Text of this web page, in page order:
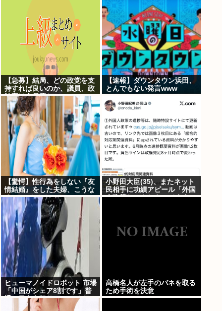
【急募】結局、どの政党を支
持すれば良いのか、議員、政
治家は全員悪か
【速報】ダウンタウン浜田、
とんでもない発言www
【驚愕】性行為をしない『友
情結婚』をした夫婦、こうな
る⇒･･･！！！
小野田大臣(35)、またネット
民相手に功績アピール「外国
人政策ちゃんとやってます」
ヒューマノイドロボット 市場
「中国がシェア8割です」普
通の日本人怒りのフェイクニ
ュース認定へ…
高橋名人が左手のバネを取る
ため手術を決意